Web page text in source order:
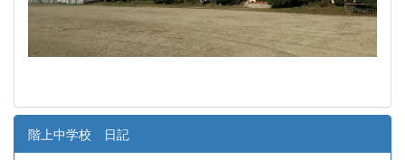
階上中学校 日記